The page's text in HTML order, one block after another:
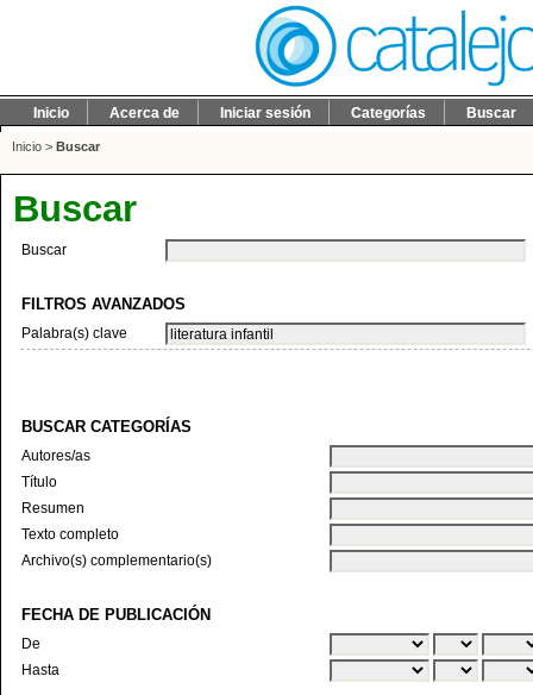
Inicio Acerca de Iniciar sesión Categorías Buscar
Inicio > Buscar
Buscar
Buscar
FILTROS AVANZADOS
Palabra(s) clave
BUSCAR CATEGORÍAS
Autores/as
Título
Resumen
Texto completo
Archivo(s) complementario(s)
FECHA DE PUBLICACIÓN
De
Hasta